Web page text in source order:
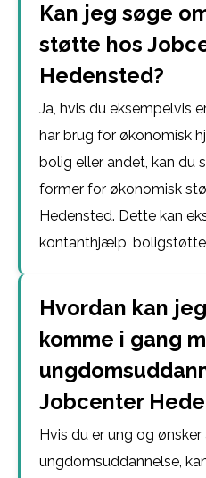
Kan jeg søge
støtte hos
Hedensted?
Ja, hvis du eksempelvis
har brug for økonomisk
bolig eller andet, kan du
former for økonomisk
Hedensted. Dette kan
kontanthjælp,
Hvordan kan
komme i gang
Jobcenter
Hvis du er ung og
ungdomsuddannelse,